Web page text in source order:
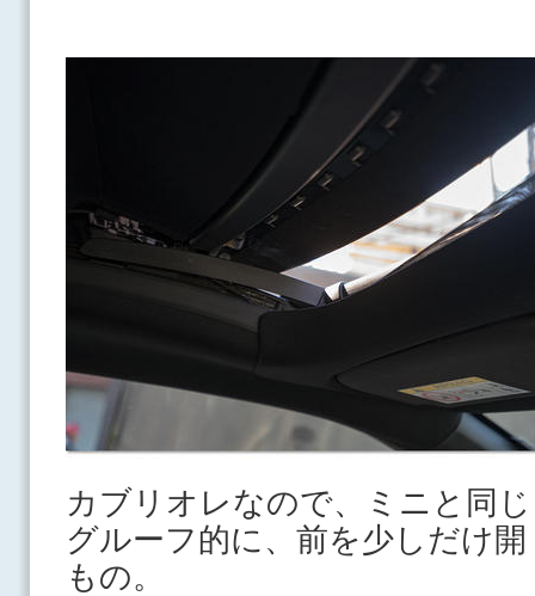
カブリオレなので、ミニと同
グルーフ的に、前を少しだけ
もの。